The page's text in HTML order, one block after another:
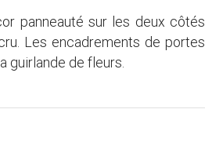
panneauté sur les deux côtés
Les encadrements de portes
guirlande de fleurs.